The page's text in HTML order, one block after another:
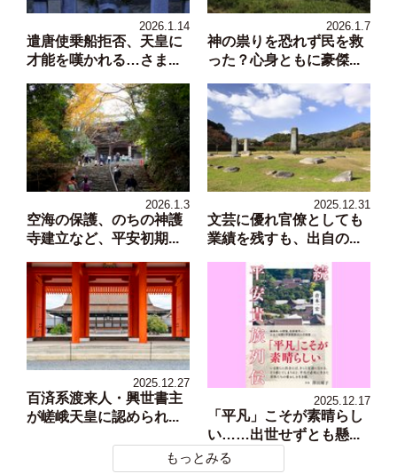
2026.1.14
遣唐使乗船拒否、天皇に
才能を嘆かれる…さま...
2026.1.7
神の祟りを恐れず民を救
った？心身ともに豪傑...
2026.1.3
空海の保護、のちの神護
寺建立など、平安初期...
2025.12.31
文芸に優れ官僚としても
業績を残すも、出自の...
2025.12.27
百済系渡来人・興世書主
が嵯峨天皇に認められ...
2025.12.17
「平凡」こそが素晴らし
い……出世せずとも懸...
もっとみる